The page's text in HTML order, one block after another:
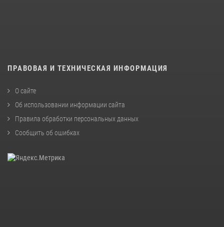
ПРАВОВАЯ И ТЕХНИЧЕСКАЯ ИНФОРМАЦИЯ
О сайте
Об использовании информации сайта
Правила обработки персональных данных
Сообщить об ошибках